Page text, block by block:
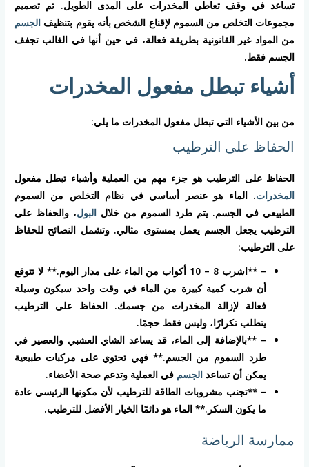
تساعد في وقف تعاطي المخدرات على المدى الطويل. تم تصميم
مجموعات التخلص من السموم لإقناع الشخص بأنه يقوم بتنظيف الجسم
من المواد غير القانونية بطريقة فعالة، في حين أنها في الغالب تجفف
الجسم فقط.
أشياء تبطل مفعول المخدرات
من بين الأشياء التي تبطل مفعول المخدرات ما يلي:
الحفاظ على الترطيب
الحفاظ على الترطيب هو جزء مهم من العملية وأشياء تبطل مفعول
المخدرات. الماء هو عنصر أساسي في نظام التخلص من السموم
الطبيعي في الجسم. يتم طرد السموم من خلال البول، والحفاظ على
الترطيب يجعل الجسم يعمل بمستوى مثالي. وتشمل النصائح للحفاظ
على الترطيب:
– **اشرب 8 – 10 أكواب من الماء على مدار اليوم.** لا تتوقع
أن شرب كمية كبيرة من الماء في وقت واحد سيكون وسيلة
فعالة لإزالة المخدرات من جسمك. الحفاظ على الترطيب
يتطلب تكرارًا، وليس فقط حجمًا.
– **بالإضافة إلى الماء، قد يساعد الشاي العشبي والعصير في
طرد السموم من الجسم.** فهي تحتوي على مركبات طبيعية
يمكن أن تساعدالجسم في العملية وتدعم صحة الأعضاء.
– **تجنب مشروبات الطاقة للترطيب لأن مكونها الرئيسي عادة
ما يكون السكر.** الماء هو دائمًا الخيار الأفضل للترطيب.
ممارسة الرياضة